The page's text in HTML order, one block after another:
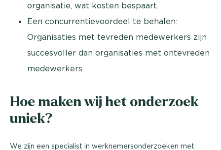
organisatie, wat kosten bespaart.
Een concurrentievoordeel te behalen:
Organisaties met tevreden medewerkers zijn
succesvoller dan organisaties met ontevreden
medewerkers.
Hoe maken wij het onderzoek
uniek?
We zijn een specialist in werknemersonderzoeken met